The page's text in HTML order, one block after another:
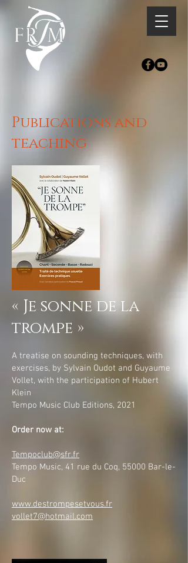
Publications and
teaching
« Je sonne de la
trompe »
A treatise on sounding techniques, with
exercises, by Sylvain Oudot and Guyaume
Vollet, with the participation of Hubert
Klein
Tempo Music Club Editions, 2021
Order now at:
Tempoclub@sfr.fr
Tempo Music, 41 rue du Coq, 55000 Bar-le-
Duc
www.destrompesetvous.fr
vollet7@hotmail.com